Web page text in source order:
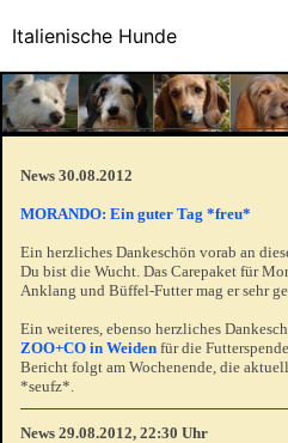
News 30.08.2012
MORANDO: Ein guter Tag *freu*
Ein herzliches Dankeschön vorab an
Du bist die Wucht. Das Carepaket für
Anklang und Büffel-Futter mag er sehr
Ein weiteres, ebenso herzliches
ZOO+CO in Weiden für die
Bericht folgt am Wochenende, die
*seufz*.
News 29.08.2012, 22:30 Uhr
Italienische Hunde